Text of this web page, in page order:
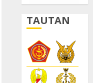
TAUTAN